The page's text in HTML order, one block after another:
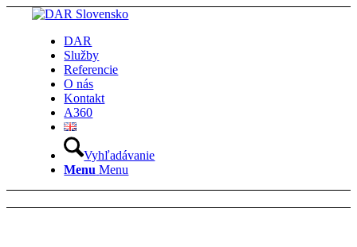
DAR
Služby
Referencie
O nás
Kontakt
A360
Vyhľadávanie
Menu Menu